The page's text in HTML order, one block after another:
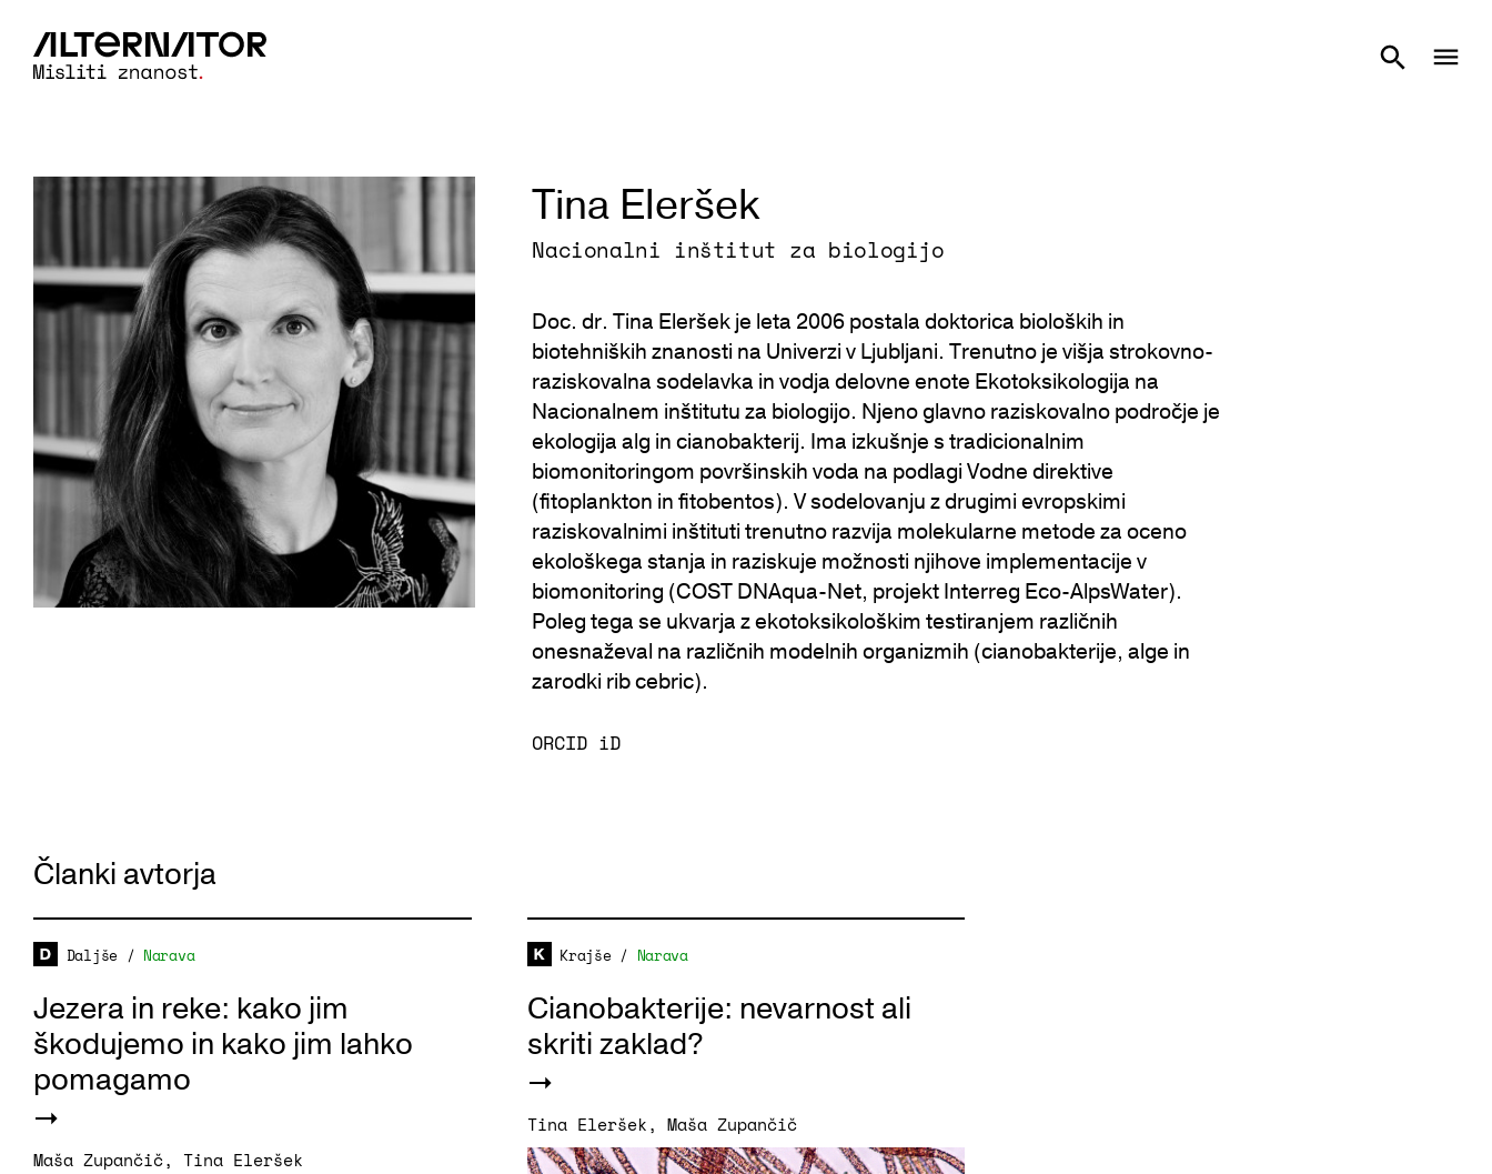
Tina Eleršek
Nacionalni inštitut za biologijo
Doc. dr. Tina Eleršek je leta 2006 postala doktorica bioloških in
biotehniških znanosti na Univerzi v Ljubljani. Trenutno je višja strokovno-
raziskovalna sodelavka in vodja delovne enote Ekotoksikologija na
Nacionalnem inštitutu za biologijo. Njeno glavno raziskovalno področje je
ekologija alg in cianobakterij. Ima izkušnje s tradicionalnim
biomonitoringom površinskih voda na podlagi Vodne direktive
(fitoplankton in fitobentos). V sodelovanju z drugimi evropskimi
raziskovalnimi inštituti trenutno razvija molekularne metode za oceno
ekološkega stanja in raziskuje možnosti njihove implementacije v
biomonitoring (COST DNAqua-Net, projekt Interreg Eco-AlpsWater).
Poleg tega se ukvarja z ekotoksikološkim testiranjem različnih
onesnaževal na različnih modelnih organizmih (cianobakterije, alge in
zarodki rib cebric).
ORCID iD
Članki avtorja
Daljše / Narava
Jezera in reke: kako jim
škodujemo in kako jim lahko
pomagamo
Maša Zupančič, Tina Eleršek
Krajše / Narava
Cianobakterije: nevarnost ali
skriti zaklad?
Tina Eleršek, Maša Zupančič